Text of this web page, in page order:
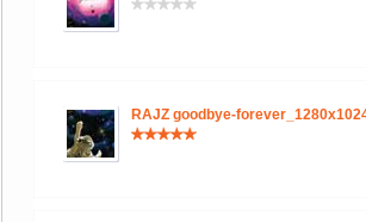
RAJZ goodbye-